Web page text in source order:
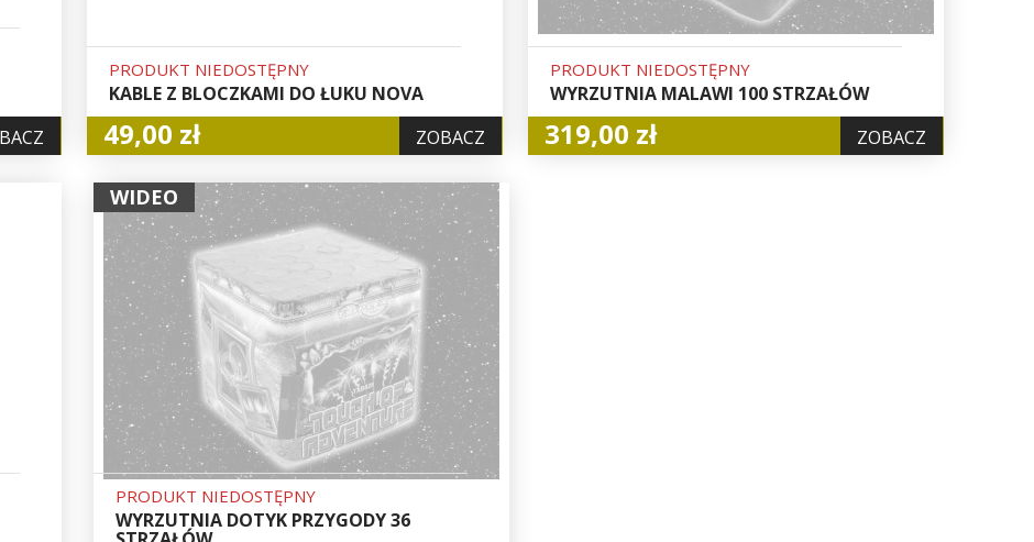
PRODUKT NIEDOSTĘPNY
KABLE Z BLOCZKAMI DO ŁUKU NOVA
49,00 zł ZOBACZ
PRODUKT NIEDOSTĘPNY
WYRZUTNIA MALAWI 100 STRZAŁÓW
319,00 zł ZOBACZ
WIDEO
PRODUKT NIEDOSTĘPNY
WYRZUTNIA DOTYK PRZYGODY 36